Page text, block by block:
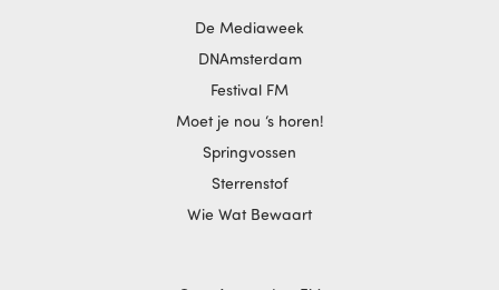
De Mediaweek
DNAmsterdam
Festival FM
Moet je nou ‘s horen!
Springvossen
Sterrenstof
Wie Wat Bewaart